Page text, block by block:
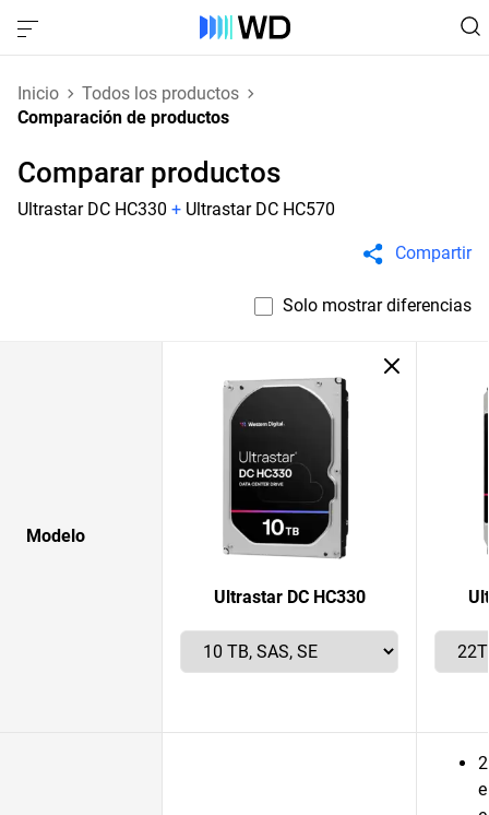
Inicio
Todos los productos
Comparación de productos
Comparar productos
Ultrastar DC HC330 + Ultrastar DC HC570
Compartir
Solo mostrar diferencias
Modelo
Ultrastar DC HC330